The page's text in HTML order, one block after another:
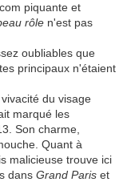
piquante et
rôle n'est pas
oubliables que
principaux n'étaient
du visage
marqué les
Son charme,
Quant à
malicieuse trouve ici
dans Grand Paris et